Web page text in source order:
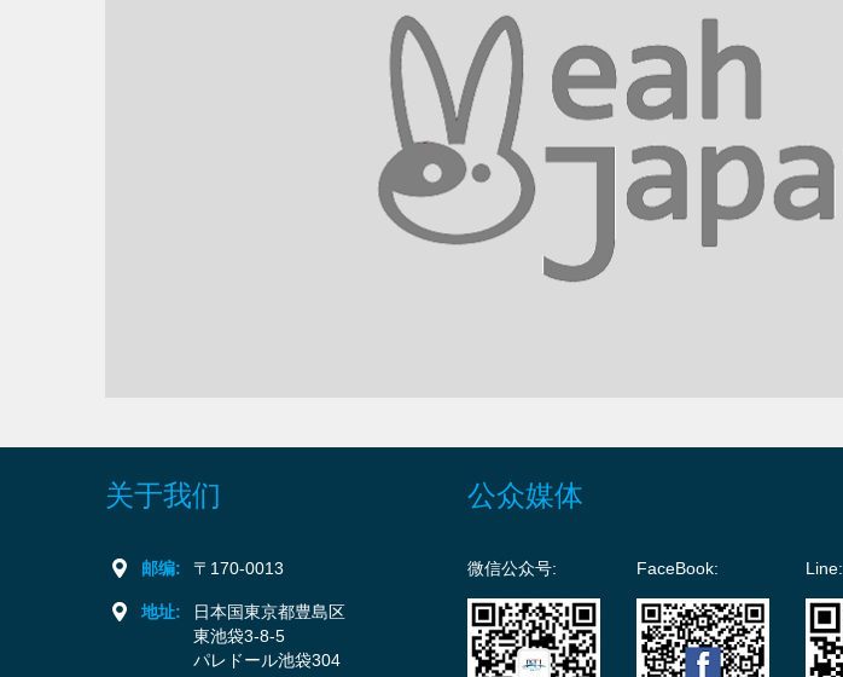
关于我们
邮编: 〒170-0013
地址:
日本国東京都豊島区
東池袋3-8-5
パレドール池袋304
公众媒体
微信公众号: FaceBook: Line: